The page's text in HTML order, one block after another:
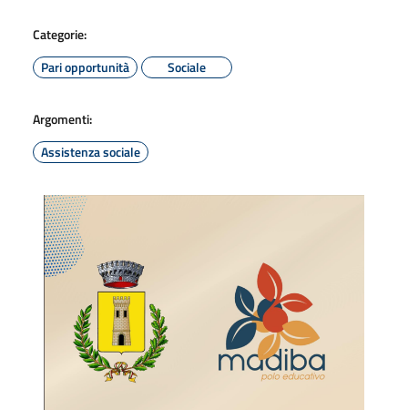
Categorie:
Pari opportunità
Sociale
Argomenti:
Assistenza sociale